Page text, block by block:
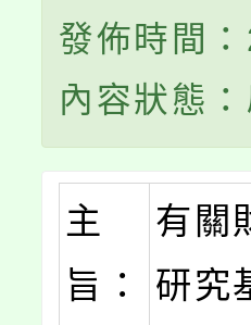
發佈時間
內容狀態
主
旨：
有關
研究